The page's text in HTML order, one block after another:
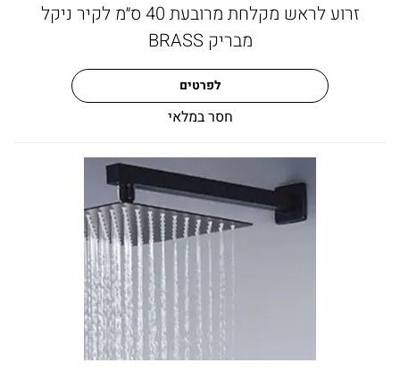
זרוע לראש מקלחת מרובעת 40 ס״מ לקיר ניקל
מבריק BRASS
לפרטים
חסר במלאי